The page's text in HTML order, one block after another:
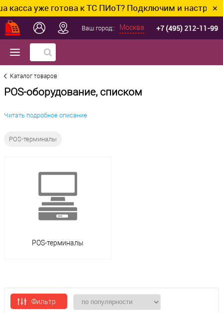
уже готова к ТС ПИоТ? Подключим и настроим без ✕
Ваш город:: Москва +7 (495) 212-11-99
Каталог товаров
POS-оборудование, списком
Читать подробное описание
POS-терминалы
POS-терминалы
Фильтр